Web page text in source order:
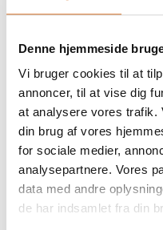
Denne hjemmeside
Vi bruger cookies til at
annoncer, til at vise dig
at analysere vores trafik.
din brug af vores
for sociale medier,
analysepartnere. Vores
data med andre
de har indsamlet fra din
Citronsmag
WALKERS
Smør